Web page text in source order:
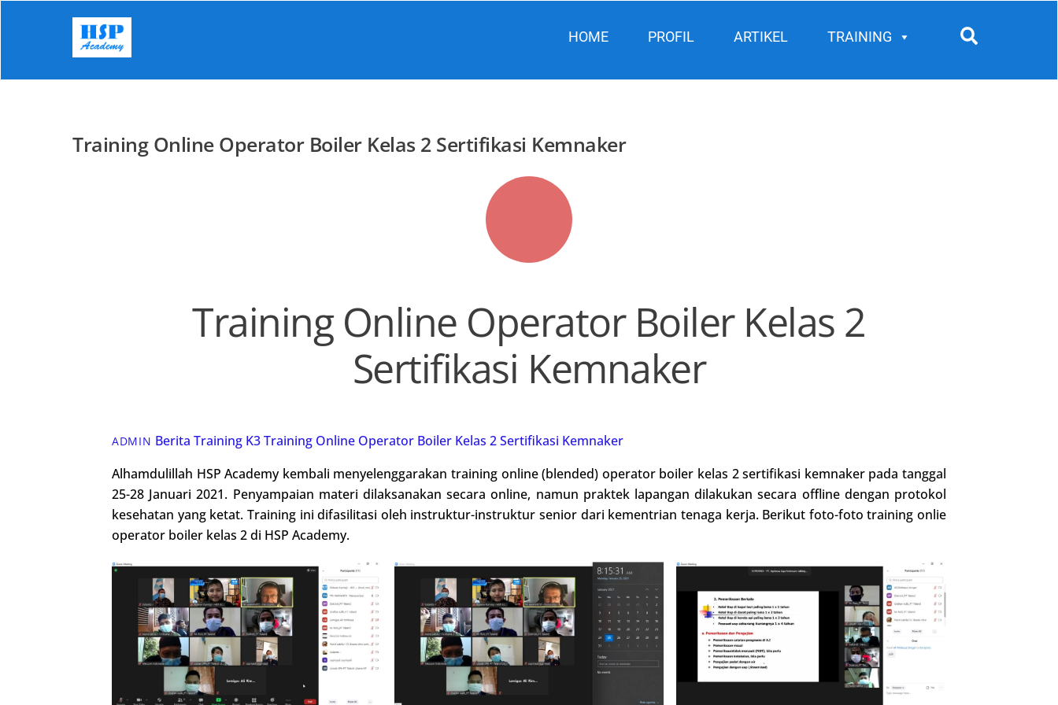
HOME PROFIL ARTIKEL TRAINING
Training Online Operator Boiler Kelas 2 Sertifikasi Kemnaker
Training Online Operator Boiler Kelas 2
Sertifikasi Kemnaker
ADMIN Berita Training K3Training Online Operator Boiler Kelas 2 Sertifikasi Kemnaker
Alhamdulillah HSP Academy kembali menyelenggarakan training online (blended) operator boiler kelas 2 sertifikasi kemnaker pada tanggal
25-28 Januari 2021. Penyampaian materi dilaksanakan secara online, namun praktek lapangan dilakukan secara offline dengan protokol
kesehatan yang ketat. Training ini difasilitasi oleh instruktur-instruktur senior dari kementrian tenaga kerja. Berikut foto-foto training onlie
operator boiler kelas 2 di HSP Academy.